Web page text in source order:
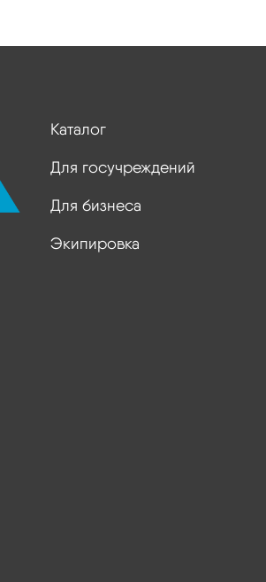
Каталог
Для госучреждений
Для бизнеса
Экипировка